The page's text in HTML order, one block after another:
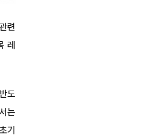
련
레
도
는
기